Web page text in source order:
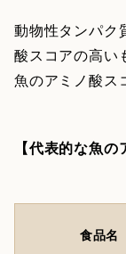
動物性タンパク
酸スコアの高い
魚のアミノ酸ス
【代表的な魚の
食品名